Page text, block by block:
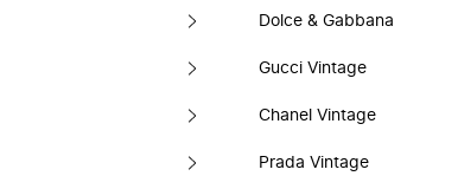
Dolce & Gabbana
Gucci Vintage
Chanel Vintage
Prada Vintage